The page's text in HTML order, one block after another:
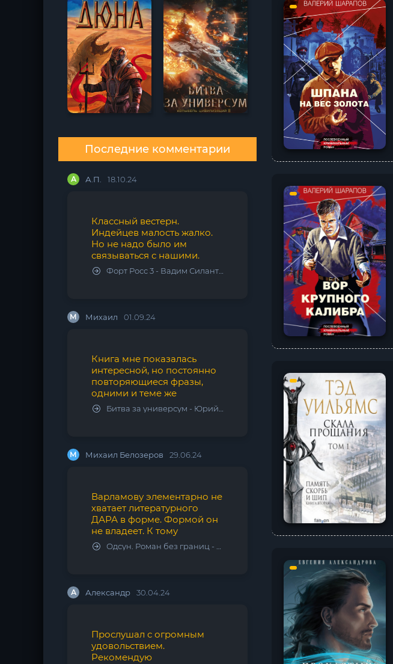
Последние комментарии
А А.П. 18.10.24
Классный вестерн.
Индейцев малость жалко.
Но не надо было им
связываться с нашими.
Форт Росс 3 - Вадим Силантьев
М Михаил 01.09.24
Книга мне показалась
интересной, но постоянно
повторяющиеся фразы,
одними и теме же
Битва за универсум - Юрий Тарарев, Александр Тарарев
М Михаил Белозеров 29.06.24
Варламову элементарно не
хватает литературного
ДАРА в форме. Формой он
не владеет. К тому
Одсун. Роман без границ - Алексей Варламов
А Александр 30.04.24
Прослушал с огромным
удовольствием.
Рекомендую